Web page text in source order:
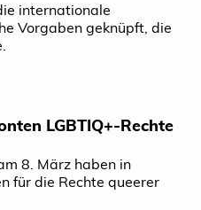
internationale
Vorgaben geknüpft, die
LGBTIQ+-Rechte
8. März haben in
für die Rechte queerer